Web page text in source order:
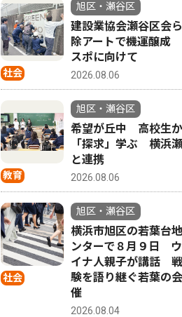
社会
旭区・瀬谷区
建設業協会瀬谷区会
除アートで機運醸成
スポに向けて
2026.08.06
教育
旭区・瀬谷区
希望が丘中 高校生
「探求」学ぶ 横浜
と連携
2026.08.06
社会
旭区・瀬谷区
横浜市旭区の若葉台
ンターで８月９日
イナ人親子が講話
験を語り継ぐ若葉の
催
2026.08.04